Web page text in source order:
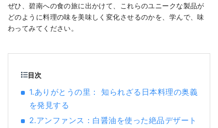
よって、独特の発酵食文化を育んできまし
た。伊勢湾と三河湾に囲まれた知多半島は、
風光明媚な地で、古くから酒や酢・味噌・た
誕地である西三河は「八丁味噌」や「白醤
ぜひ、碧南への食の旅に出かけて、これらのユニークな製品が
どのように料理の味を美味しく変化させるのかを、学んで、味
わってみてください。
目次
1.ありがとうの里： 知られざる日本料理の奥義
を発見する
2.アンファンス：白醤油を使った絶品デザート